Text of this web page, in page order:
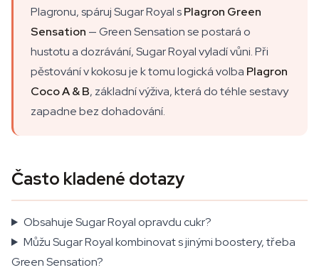
Plagronu, spáruj Sugar Royal sPlagron Green
Sensation — Green Sensation se postará o
hustotu a dozrávání, Sugar Royal vyladí vůni. Při
pěstování v kokosu je k tomu logická volba Plagron
Coco A & B, základní výživa, která do téhle sestavy
zapadne bez dohadování.
Často kladené dotazy
Obsahuje Sugar Royal opravdu cukr?
Můžu Sugar Royal kombinovat s jinými boostery, třeba
Green Sensation?